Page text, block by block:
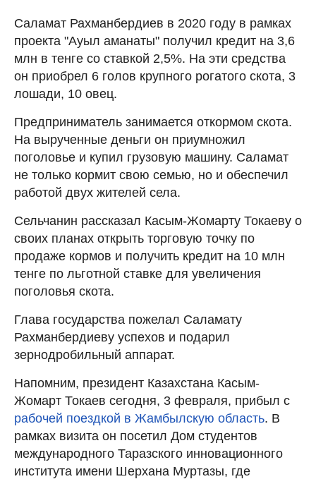
Саламат Рахманбердиев в 2020 году в рамках
проекта "Ауыл аманаты" получил кредит на 3,6
млн в тенге со ставкой 2,5%. На эти средства
он приобрел 6 голов крупного рогатого скота, 3
лошади, 10 овец.
Предприниматель занимается откормом скота.
На вырученные деньги он приумножил
поголовье и купил грузовую машину. Саламат
не только кормит свою семью, но и обеспечил
работой двух жителей села.
Сельчанин рассказал Касым-Жомарту Токаеву о
своих планах открыть торговую точку по
продаже кормов и получить кредит на 10 млн
тенге по льготной ставке для увеличения
поголовья скота.
Глава государства пожелал Саламату
Рахманбердиеву успехов и подарил
зернодробильный аппарат.
Напомним, президент Казахстана Касым-
Жомарт Токаев сегодня, 3 февраля, прибыл с
рабочей поездкой в Жамбылскую область. В
рамках визита он посетил Дом студентов
международного Таразского инновационного
института имени Шерхана Муртазы, где